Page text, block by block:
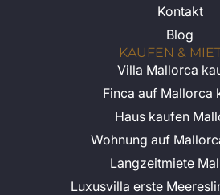
Kontakt
Blog
KAUFEN &
Villa Mallorca
Finca auf Mallorca
Haus kaufen
Wohnung auf
Langzeitmiete
Luxusvilla erste